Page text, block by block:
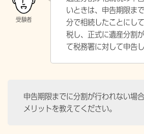
いときは、申告期限ま
分で相続したことにし
税し、正式に遺産分割
て税務署に対して申告し
申告期限までに分割が行われない場
メリットを教えてください。